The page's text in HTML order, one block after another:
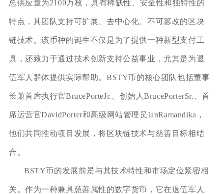
总供应量为2100万枚，具有稀缺性、安全性和独特性的
特点，其团队支持可扩展、去中心化、不可篡改的区块
链技术。该币种的诞生不仅是为了提供一种新型支付工
具，还致力于通过技术创新支持公益事业，尤其是为退
伍军人群体提供实际帮助。BSTY币的核心团队包括董事
长兼首席执行官BrucePorteJr.、创始人BrucePorterSr.、首
席运营官DavidPorter和高级网站管理员IanRamandika，
他们共同推动项目发展，将区块链技术与慈善目标相结
合。
BSTY币的发展前景与其技术特性和市场定位紧密相
关。作为一种兼具慈善属性的数字货币，它在退伍军人